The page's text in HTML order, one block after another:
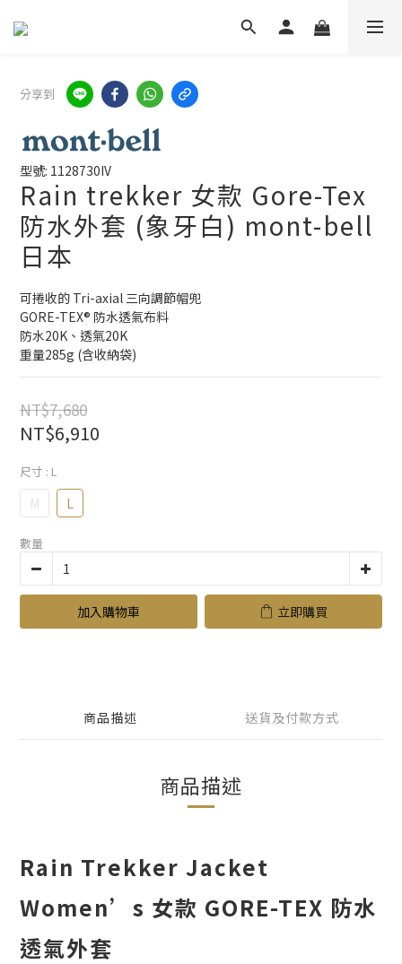
分享到
型號: 1128730IV
Rain trekker 女款 Gore-Tex
防水外套 (象牙白) mont-bell
日本
可捲收的 Tri-axial 三向調節帽兜
GORE-TEX® 防水透氣布料
防水20K、透氣20K
重量285g (含收納袋)
NT$7,680
NT$6,910
尺寸 : L
M L
數量
加入購物車 立即購買
商品描述 送貨及付款方式
商品描述
Rain Trekker Jacket
Women’s 女款 GORE-TEX 防水
透氣外套